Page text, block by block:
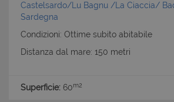
Castelsardo/Lu Bagnu /La Ciaccia/
Sardegna
Condizioni: Ottime subito abitabile
Distanza dal mare: 150 metri
Superficie: 60m2